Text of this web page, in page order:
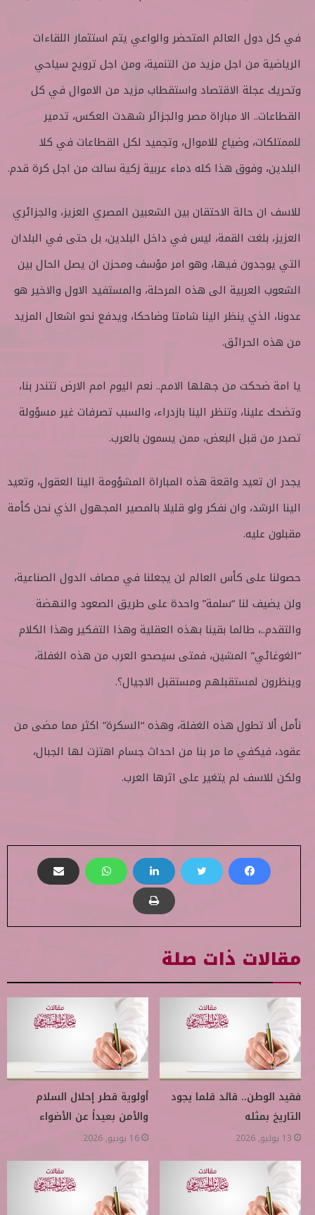
في كل دول العالم المتحضر والواعي يتم استثمار اللقاءات
الرياضية من اجل مزيد من التنمية، ومن اجل ترويج سياحي
وتحريك عجلة الاقتصاد واستقطاب مزيد من الاموال في كل
القطاعات.. الا مباراة مصر والجزائر شهدت العكس، تدمير
للممتلكات، وضياع للاموال، وتجميد لكل القطاعات في كلا
البلدين، وفوق هذا كله دماء عربية زكية سالت من اجل كرة قدم.
للاسف ان حالة الاحتقان بين الشعبين المصري العزيز، والجزائري
العزيز، بلغت القمة، ليس في داخل البلدين، بل حتى في البلدان
التي يوجدون فيها، وهو امر مؤسف ومحزن ان يصل الحال بين
الشعوب العربية الى هذه المرحلة، والمستفيد الاول والاخير هو
عدونا، الذي ينظر الينا شامتا وضاحكا، ويدفع نحو اشعال المزيد
من هذه الحرائق.
يا امة ضحكت من جهلها الامم.. نعم اليوم امم الارض تتندر بنا،
وتضحك علينا، وتنظر الينا بازدراء، والسبب تصرفات غير مسؤولة
تصدر من قبل البعض، ممن يسمون بالعرب.
يجدر ان تعيد واقعة هذه المباراة المشؤومة الينا العقول، وتعيد
الينا الرشد، وان نفكر ولو قليلا بالمصير المجهول الذي نحن كأمة
مقبلون عليه.
حصولنا على كأس العالم لن يجعلنا في مصاف الدول الصناعية،
ولن يضيف لنا “سلمة” واحدة على طريق الصعود والنهضة
والتقدم..، طالما بقينا بهذه العقلية وهذا التفكير وهذا الكلام
“الغوغائي” المشين، فمتى سيصحو العرب من هذه الغفلة،
وينظرون لمستقبلهم ومستقبل الاجيال؟.
نأمل ألا تطول هذه الغفلة، وهذه “السكرة” اكثر مما مضى من
عقود، فيكفي ما مر بنا من احداث جسام اهتزت لها الجبال،
ولكن للاسف لم يتغير على اثرها العرب.
مقالات ذات صلة
فقيد الوطن.. قائد قلما يجود
التاريخ بمثله
13 يوليو, 2026
أولوية قطر إحلال السلام
والأمن بعيداً عن الأضواء
16 يونيو, 2026